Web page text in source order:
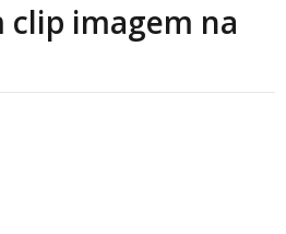
imagem na